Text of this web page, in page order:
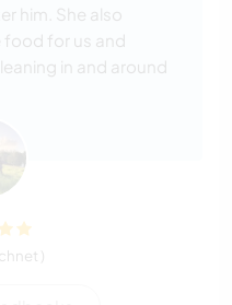
him. She also
food for us and
in and around
)